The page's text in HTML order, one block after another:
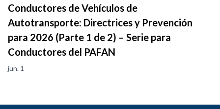
Conductores de Vehículos de
Autotransporte: Directrices y Prevención
para 2026 (Parte 1 de 2) – Serie para
Conductores del PAFAN
jun. 1